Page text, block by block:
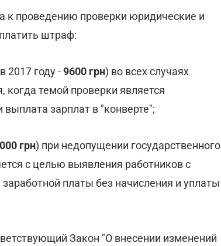
к проведению проверки юридические и
штраф:
2017 году -9600 грн) во всех случаях
когда темой проверки является
зарплат в "конверте";
грн) при недопущении государственного
с целью выявления работников с
платы без начисления и уплаты
Закон "О внесении изменений